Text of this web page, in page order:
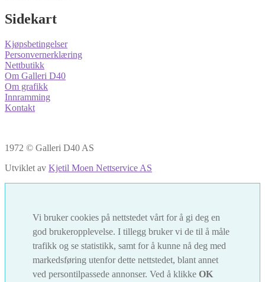
Sidekart
Kjøpsbetingelser
Personvernerklæring
Nettbutikk
Om Galleri D40
Om grafikk
Innramming
Kontakt
1972 © Galleri D40 AS
Utviklet av Kjetil Moen Nettservice AS
Vi bruker cookies på nettstedet vårt for å gi deg en
god brukeropplevelse. I tillegg bruker vi de til å måle
trafikk og se statistikk, samt for å kunne nå deg med
markedsføring utenfor dette nettstedet, blant annet
ved persontilpassede annonser. Ved å klikke OK